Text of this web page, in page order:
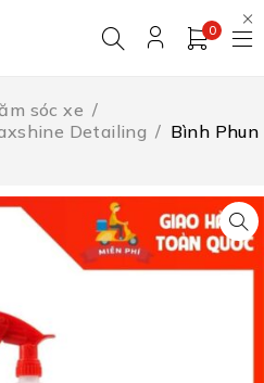
0
sóc xe /
Detailing / Bình Phun